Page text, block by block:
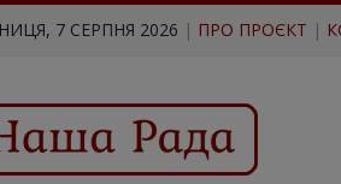
7 СЕРПНЯ 2026 | ПРО ПРОЄКТ |